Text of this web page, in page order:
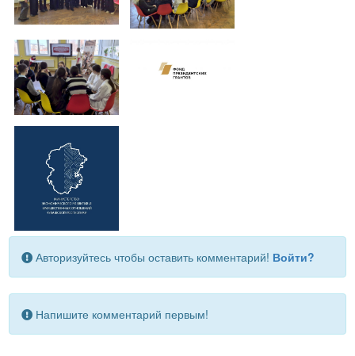
Авторизуйтесь чтобы оставить комментарий! Войти?
Напишите комментарий первым!